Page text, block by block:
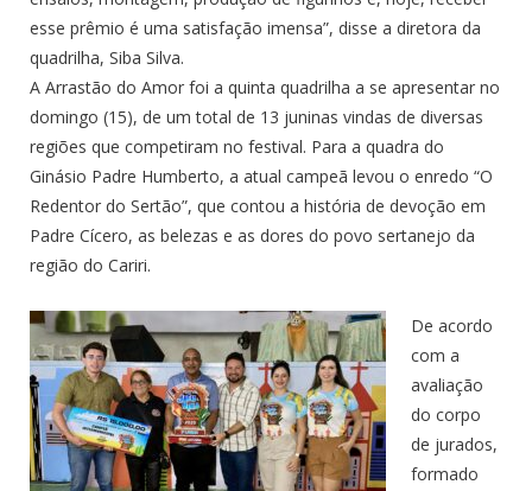
esse prêmio é uma satisfação imensa”, disse a diretora da
quadrilha, Siba Silva.
A Arrastão do Amor foi a quinta quadrilha a se apresentar no
domingo (15), de um total de 13 juninas vindas de diversas
regiões que competiram no festival. Para a quadra do
Ginásio Padre Humberto, a atual campeã levou o enredo “O
Redentor do Sertão”, que contou a história de devoção em
Padre Cícero, as belezas e as dores do povo sertanejo da
região do Cariri.
De acordo
com a
avaliação
do corpo
de jurados,
formado